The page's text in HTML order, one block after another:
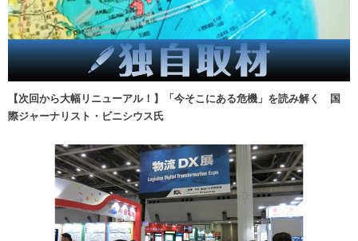
【次回から大幅リニューアル！】「今そこにある危機」を読み解く 国
際ジャーナリスト・ビニシウス氏